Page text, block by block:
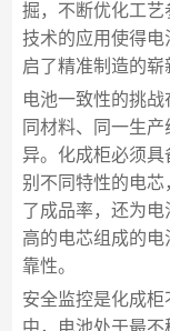
掘，不断优化工
技术的应用使得电
启了精准制造的崭
电池一致性的挑
同材料、同一生
异。化成柜必须具
别不同特性的电
了成品率，还为
高的电芯组成的
靠性。
安全监控是化成